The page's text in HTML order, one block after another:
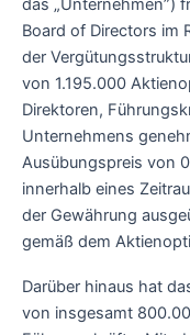
Board of Directors im
der
von 1.195.000
Direktoren,
Unternehmens
Ausübungspreis von
innerhalb eines
der Gewährung
gemäß dem
Darüber hinaus hat
von insgesamt